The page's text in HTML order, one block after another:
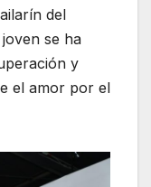
del
se ha
y
el amor por el